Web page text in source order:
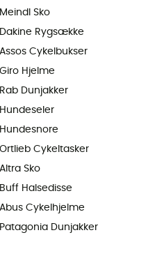
Meindl Sko
Dakine Rygsække
Assos Cykelbukser
Giro Hjelme
Rab Dunjakker
Hundeseler
Hundesnore
Ortlieb Cykeltasker
Altra Sko
Buff Halsedisse
Abus Cykelhjelme
Patagonia Dunjakker